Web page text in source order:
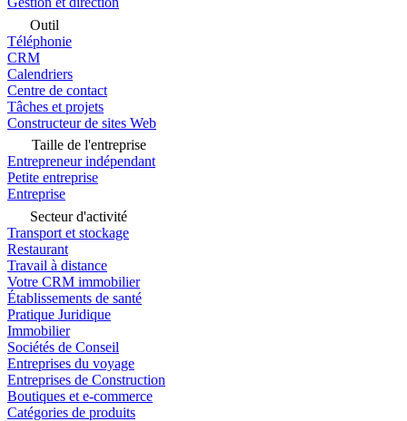
Outil
Téléphonie
CRM
Calendriers
Centre de contact
Tâches et projets
Constructeur de sites Web
Taille de l'entreprise
Entrepreneur indépendant
Petite entreprise
Entreprise
Secteur d'activité
Transport et stockage
Restaurant
Travail à distance
Votre CRM immobilier
Établissements de santé
Pratique Juridique
Immobilier
Sociétés de Conseil
Entreprises du voyage
Entreprises de Construction
Boutiques et e-commerce
Catégories de produits